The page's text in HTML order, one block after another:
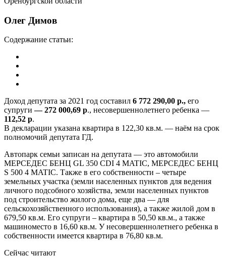
Олег Димов
Содержание статьи:
Доход депутата за 2021 год составил 6 772 290,00 р., его
супруги — 272 000,69 р., несовершеннолетнего ребенка —
112,52 р.
В декларации указана квартира в 122,30 кв.м. — наём на срок
полномочий депутата ГД.
Автопарк семьи записан на депутата — это автомобили
МЕРСЕДЕС БЕНЦ GL 350 CDI 4 MATIC, МЕРСЕДЕС БЕНЦ
S 500 4 MATIC. Также в его собственности – четыре
земельных участка (земли населенных пунктов для ведения
личного подсобного хозяйства, земли населенных пунктов
под строительство жилого дома, еще два — для
сельскохозяйственного использования), а также жилой дом в
679,50 кв.м. Его супруги – квартира в 50,50 кв.м., а также
машиноместо в 16,60 кв.м. У несовершеннолетнего ребенка в
собственности имеется квартира в 76,80 кв.м.
Сейчас читают